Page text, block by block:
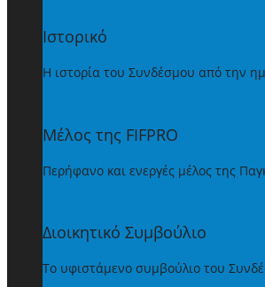
Ιστορικό
Η ιστορία του Συνδέσμου από την
Μέλος της FIFPRO
Περήφανο και ενεργές μέλος της
Διοικητικό Συμβούλιο
Το υφιστάμενο συμβούλιο του